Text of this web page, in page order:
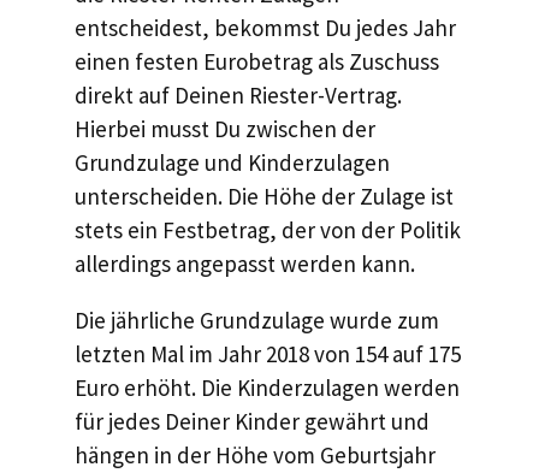
entscheidest, bekommst Du jedes Jahr
einen festen Eurobetrag als Zuschuss
direkt auf Deinen Riester-Vertrag.
Hierbei musst Du zwischen der
Grundzulage und Kinderzulagen
unterscheiden. Die Höhe der Zulage ist
stets ein Festbetrag, der von der Politik
allerdings angepasst werden kann.
Die jährliche Grundzulage wurde zum
letzten Mal im Jahr 2018 von 154 auf 175
Euro erhöht. Die Kinderzulagen werden
für jedes Deiner Kinder gewährt und
hängen in der Höhe vom Geburtsjahr